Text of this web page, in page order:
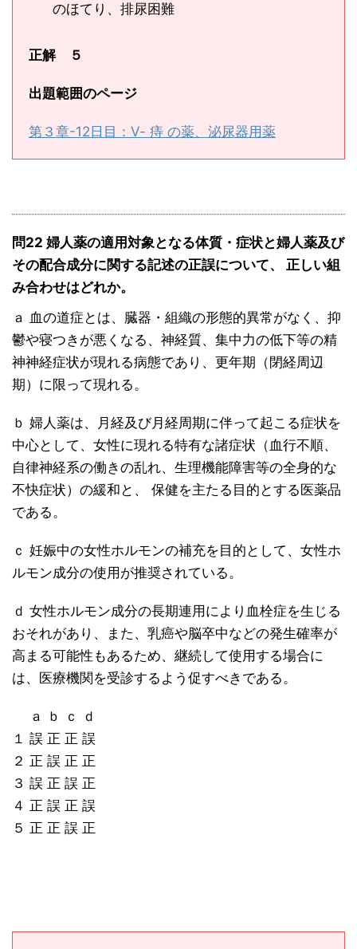
のほてり、排尿困難
正解 ５
出題範囲のページ
第３章-12日目：Ⅴ- 痔 の薬、泌尿器用薬
問22 婦人薬の適用対象となる体質・症状と婦人薬及び
その配合成分に関する記述の正誤について、 正しい組
み合わせはどれか。
ａ 血の道症とは、臓器・組織の形態的異常がなく、抑
鬱や寝つきが悪くなる、神経質、集中力の低下等の精
神神経症状が現れる病態であり、更年期（閉経周辺
期）に限って現れる。
ｂ 婦人薬は、月経及び月経周期に伴って起こる症状を
中心として、女性に現れる特有な諸症状（血行不順、
自律神経系の働きの乱れ、生理機能障害等の全身的な
不快症状）の緩和と、 保健を主たる目的とする医薬品
である。
ｃ 妊娠中の女性ホルモンの補充を目的として、女性ホ
ルモン成分の使用が推奨されている。
ｄ 女性ホルモン成分の長期連用により血栓症を生じる
おそれがあり、また、乳癌や脳卒中などの発生確率が
高まる可能性もあるため、継続して使用する場合に
は、医療機関を受診するよう促すべきである。
ａ ｂ ｃ ｄ
１ 誤 正 正 誤
２ 正 誤 正 正
３ 誤 正 誤 正
４ 正 誤 正 誤
５ 正 正 誤 正